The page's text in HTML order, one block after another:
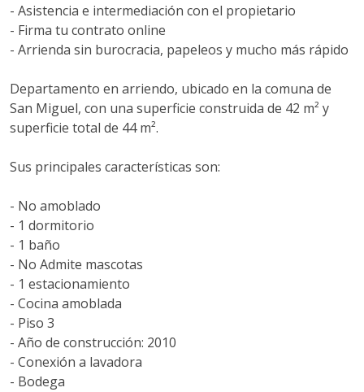
- Asistencia e intermediación con el propietario
- Firma tu contrato online
- Arrienda sin burocracia, papeleos y mucho más rápido
Departamento en arriendo, ubicado en la comuna de
San Miguel, con una superficie construida de 42 m² y
superficie total de 44 m².
Sus principales características son:
- No amoblado
- 1 dormitorio
- 1 baño
- No Admite mascotas
- 1 estacionamiento
- Cocina amoblada
- Piso 3
- Año de construcción: 2010
- Conexión a lavadora
- Bodega